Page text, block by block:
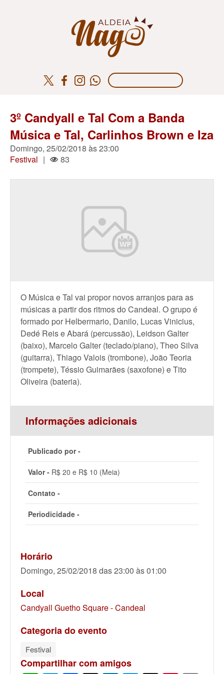
3º Candyall e Tal Com a Banda
Música e Tal, Carlinhos Brown e Iza
Domingo, 25/02/2018 às 23:00
Festival | 83
O Música e Tal vai propor novos arranjos para as
músicas a partir dos ritmos do Candeal. O grupo é
formado por Helbermario, Danilo, Lucas Vinicius,
Dedé Reis e Abará (percussão), Leidson Galter
(baixo), Marcelo Galter (teclado/piano), Theo Silva
(guitarra), Thiago Valois (trombone), João Teoria
(trompete), Téssio Guimarães (saxofone) e Tito
Oliveira (bateria).
Informações adicionais
Publicado por -
Valor - R$ 20 e R$ 10 (Meia)
Contato -
Periodicidade -
Horário
Domingo, 25/02/2018 das 23:00 às 01:00
Local
Candyall Guetho Square - Candeal
Categoria do evento
Festival
Compartilhar com amigos